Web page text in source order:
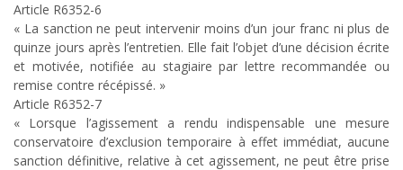
Article R6352-6
« La sanction ne peut intervenir moins d’un jour franc ni plus de
quinze jours après l’entretien. Elle fait l’objet d’une décision écrite
et motivée, notifiée au stagiaire par lettre recommandée ou
remise contre récépissé. »
Article R6352-7
« Lorsque l’agissement a rendu indispensable une mesure
conservatoire d’exclusion temporaire à effet immédiat, aucune
sanction définitive, relative à cet agissement, ne peut être prise